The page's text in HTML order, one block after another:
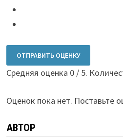
ОТПРАВИТЬ ОЦЕНКУ
Средняя оценка 0/ 5.
Оценок пока нет. Поставьте
АВТОР